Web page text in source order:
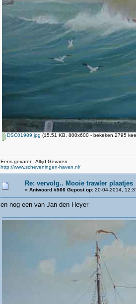
DSC01989.jpg (15.51 KB, 800x600 - bekeken 2795
Eens gevaren Altijd Gevaren
http://www.scheveningen-haven.nl/
Re: vervolg.. Mooie trawler plaatjes
« Antwoord #566 Gepost op: 20-04-2014,
en nog een van Jan den Heyer